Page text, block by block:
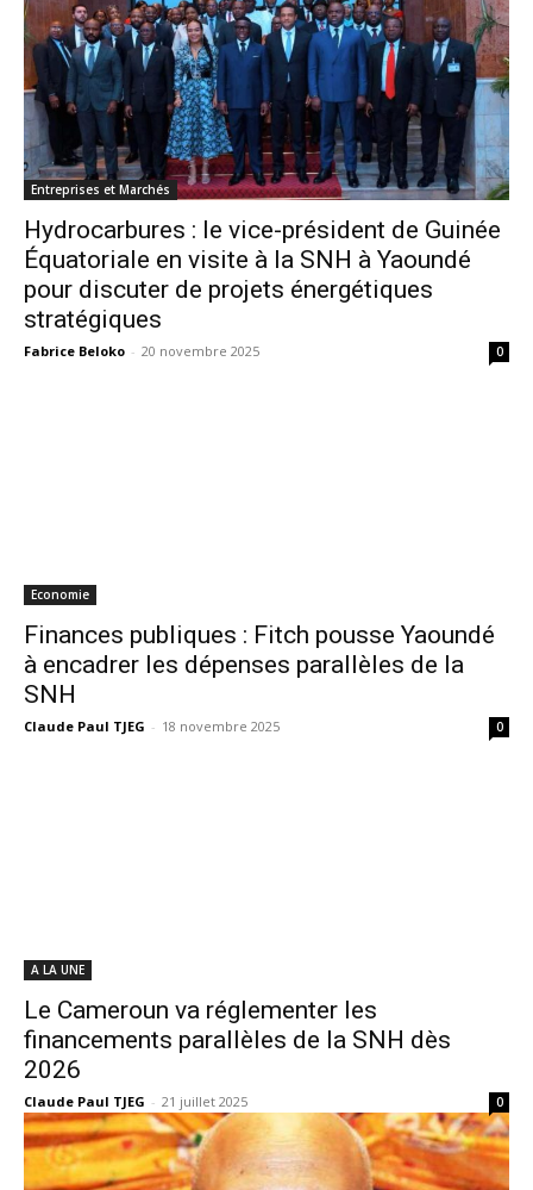
Entreprises et Marchés
Hydrocarbures : le vice-président de Guinée
Équatoriale en visite à la SNH à Yaoundé
pour discuter de projets énergétiques
stratégiques
Fabrice Beloko - 20 novembre 2025 0
Economie
Finances publiques : Fitch pousse Yaoundé
à encadrer les dépenses parallèles de la
SNH
Claude Paul TJEG - 18 novembre 2025 0
A LA UNE
Le Cameroun va réglementer les
financements parallèles de la SNH dès
2026
Claude Paul TJEG - 21 juillet 2025 0